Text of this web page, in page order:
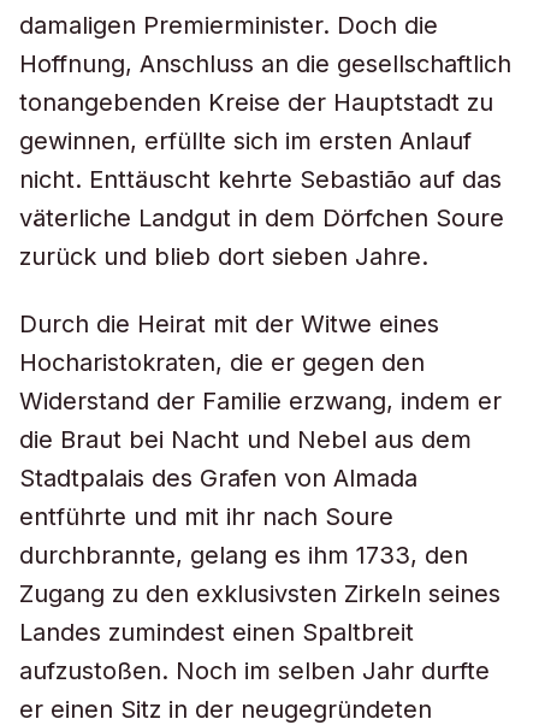
damaligen Premierminister. Doch die
Hoffnung, Anschluss an die gesellschaftlich
tonangebenden Kreise der Hauptstadt zu
gewinnen, erfüllte sich im ersten Anlauf
nicht. Enttäuscht kehrte Sebastião auf das
väterliche Landgut in dem Dörfchen Soure
zurück und blieb dort sieben Jahre.
Durch die Heirat mit der Witwe eines
Hocharistokraten, die er gegen den
Widerstand der Familie erzwang, indem er
die Braut bei Nacht und Nebel aus dem
Stadtpalais des Grafen von Almada
entführte und mit ihr nach Soure
durchbrannte, gelang es ihm 1733, den
Zugang zu den exklusivsten Zirkeln seines
Landes zumindest einen Spaltbreit
aufzustoßen. Noch im selben Jahr durfte
er einen Sitz in der neugegründeten